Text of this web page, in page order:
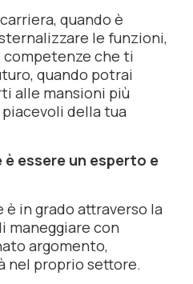
quando è
le funzioni,
che ti
quando potrai
alle mansioni più
della tua
essere un esperto e
in grado attraverso la
maneggiare con
argomento,
nel proprio settore.